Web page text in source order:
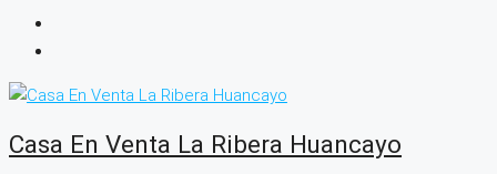
Casa En Venta La Ribera Huancayo